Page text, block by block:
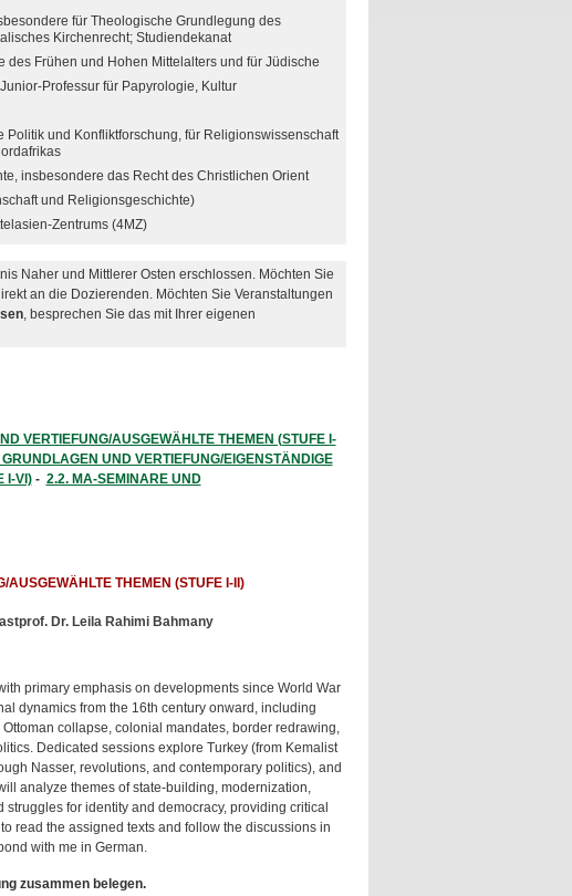
für Theologische Grundlegung des
Kirchenrecht; Studiendekanat
des Frühen und Hohen Mittelalters und für Jüdische
Professur für Papyrologie, Kultur
und Konfliktforschung, für Religionswissenschaft
insbesondere das Recht des Christlichen Orient
und Religionsgeschichte)
Zentrums (4MZ)
Naher und Mittlerer Osten erschlossen. Möchten Sie
an die Dozierenden. Möchten Sie Veranstaltungen
, besprechen Sie das mit Ihrer eigenen
VERTIEFUNG/AUSGEWÄHLTE THEMEN (STUFE I-
UND VERTIEFUNG/EIGENSTÄNDIGE
I-VI)- 2.2. MA-SEMINARE UND
THEMEN (STUFE I-II)
Dr. Leila Rahimi Bahmany
primary emphasis on developments since World War
dynamics from the 16th century onward, including
collapse, colonial mandates, border redrawing,
Dedicated sessions explore Turkey (from Kemalist
Nasser, revolutions, and contemporary politics), and
analyze themes of state-building, modernization,
for identity and democracy, providing critical
read the assigned texts and follow the discussions in
with me in German.
zusammen belegen.